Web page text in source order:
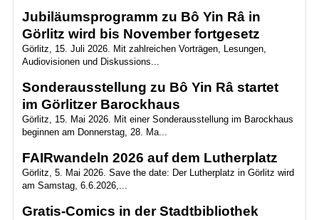
Jubiläumsprogramm zu Bô Yin Râ in
Görlitz wird bis November fortgesetz
Görlitz, 15. Juli 2026. Mit zahlreichen Vorträgen, Lesungen,
Audiovisionen und Diskussions...
Sonderausstellung zu Bô Yin Râ startet
im Görlitzer Barockhaus
Görlitz, 15. Mai 2026. Mit einer Sonderausstellung im Barockhaus
beginnen am Donnerstag, 28. Ma...
FAIRwandeln 2026 auf dem Lutherplatz
Görlitz, 5. Mai 2026. Save the date: Der Lutherplatz in Görlitz wird
am Samstag, 6.6.2026,...
Gratis-Comics in der Stadtbibliothek